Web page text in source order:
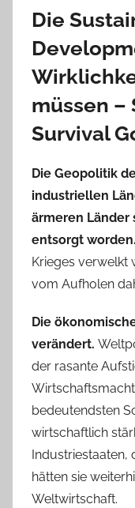
Die
müssen –
Survival
Die Geopolitik
industriellen
ärmeren
entsorgt worden.
Krieges verwelkt
vom Aufholen
Die
verändert.
der rasante
bedeutendsten
wirtschaftlich
Industriestaaten,
hätten sie
Weltwirtschaft.